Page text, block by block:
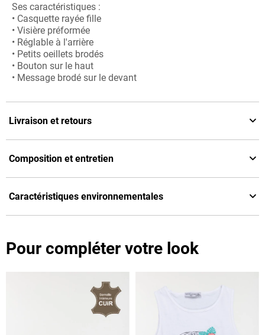
Ses caractéristiques :
• Casquette rayée fille
• Visière préformée
• Réglable à l'arrière
• Petits oeillets brodés
• Bouton sur le haut
• Message brodé sur le devant
Livraison et retours
Composition et entretien
Caractéristiques environnementales
Pour compléter votre look